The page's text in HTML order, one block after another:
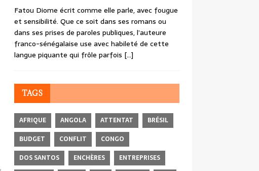
Fatou Diome écrit comme elle parle, avec fougue
et sensibilité. Que ce soit dans ses romans ou
dans ses prises de paroles publiques, l’auteure
franco-sénégalaise use avec habileté de cette
langue piquante qui frôle parfois […]
TAGS
AFRIQUE ANGOLA ATTENTAT
BRÉSIL
BUDGET
CONFLIT
CONGO
DOS SANTOS
ENCHÈRES
ENTREPRISES